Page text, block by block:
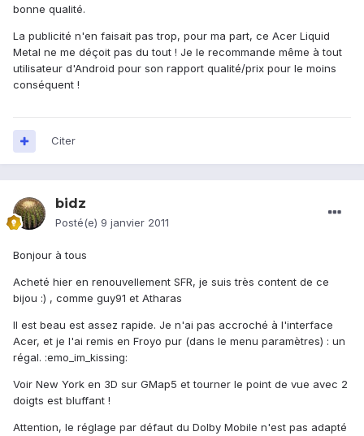
bonne qualité.
La publicité n'en faisait pas trop, pour ma part, ce Acer Liquid
Metal ne me déçoit pas du tout ! Je le recommande même à tout
utilisateur d'Android pour son rapport qualité/prix pour le moins
conséquent !
Citer
bidz
Posté(e) 9 janvier 2011
Bonjour à tous
Acheté hier en renouvellement SFR, je suis très content de ce
bijou :) , comme guy91 et Atharas
Il est beau est assez rapide. Je n'ai pas accroché à l'interface
Acer, et je l'ai remis en Froyo pur (dans le menu paramètres) : un
régal. :emo_im_kissing:
Voir New York en 3D sur GMap5 et tourner le point de vue avec 2
doigts est bluffant !
Attention, le réglage par défaut du Dolby Mobile n'est pas adapté